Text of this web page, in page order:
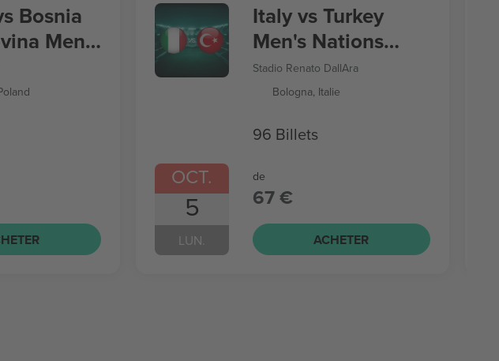
Bosnia
Men's
OCT.
5
LUN.
Italy vs Turkey
Men's Nations
League
Stadio Renato DallAra
Bologna, Italie
96 Billets
de
67 €
ACHETER